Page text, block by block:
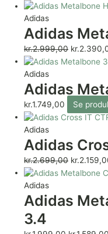
Adidas
Adidas
kr.2.999,00 kr.
Adidas
Adidas
kr.1.749,00 Se
Adidas
Adidas
kr.2.699,00 kr.
Adidas
Adidas
3.4